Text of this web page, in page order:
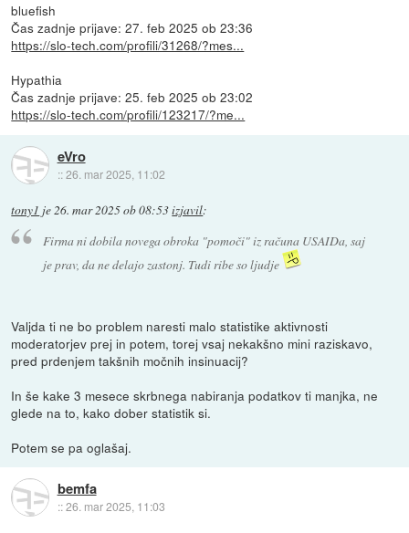
bluefish
Čas zadnje prijave: 27. feb 2025 ob 23:36
https://slo-tech.com/profili/31268/?mes...
Hypathia
Čas zadnje prijave: 25. feb 2025 ob 23:02
https://slo-tech.com/profili/123217/?me...
eVro
::26. mar 2025, 11:02
tony1 je26. mar 2025 ob 08:53izjavil:
Firma ni dobila novega obroka "pomoči" iz računa USAIDa, saj
je prav, da ne delajo zastonj. Tudi ribe so ljudje
Valjda ti ne bo problem naresti malo statistike aktivnosti
moderatorjev prej in potem, torej vsaj nekakšno mini raziskavo,
pred prdenjem takšnih močnih insinuacij?
In še kake 3 mesece skrbnega nabiranja podatkov ti manjka, ne
glede na to, kako dober statistik si.
Potem se pa oglašaj.
bemfa
::26. mar 2025, 11:03